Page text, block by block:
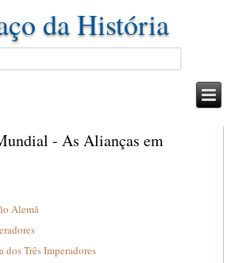
da História
- As Alianças em
Alemã
Três Imperadores